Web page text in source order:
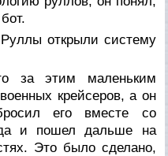
открыли систему
за этим маленьким
крейсеров, а он
его вместе со
и пошел дальше на
Это было сделано,